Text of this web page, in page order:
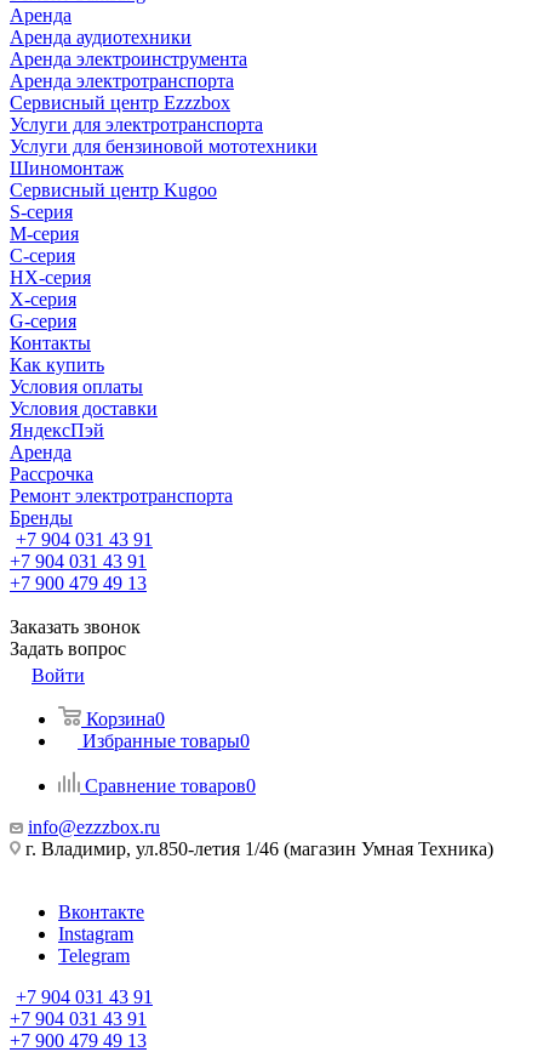
Аренда
Аренда аудиотехники
Аренда электроинструмента
Аренда электротранспорта
Сервисный центр Ezzzbox
Услуги для электротранспорта
Услуги для бензиновой мототехники
Шиномонтаж
Сервисный центр Kugoo
S-cерия
M-серия
С-серия
HX-серия
X-серия
G-серия
Контакты
Как купить
Условия оплаты
Условия доставки
ЯндексПэй
Аренда
Рассрочка
Ремонт электротранспорта
Бренды
+7 904 031 43 91
+7 904 031 43 91
+7 900 479 49 13
Заказать звонок
Задать вопрос
Войти
Корзина0
Избранные товары0
Сравнение товаров0
info@ezzzbox.ru
г. Владимир, ул.850-летия 1/46 (магазин Умная Техника)
Вконтакте
Instagram
Telegram
+7 904 031 43 91
+7 904 031 43 91
+7 900 479 49 13